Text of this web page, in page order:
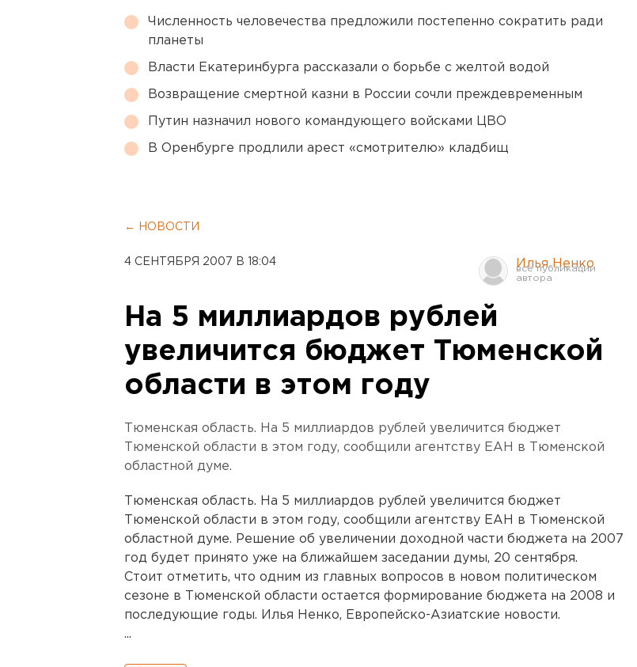
Численность человечества предложили постепенно сократить ради
планеты
Власти Екатеринбурга рассказали о борьбе с желтой водой
Возвращение смертной казни в России сочли преждевременным
Путин назначил нового командующего войсками ЦВО
В Оренбурге продлили арест «смотрителю» кладбищ
← НОВОСТИ
4 СЕНТЯБРЯ 2007 В 18:04 Илья Ненко
На 5 миллиардов рублей
увеличится бюджет Тюменской
области в этом году
Тюменская область. На 5 миллиардов рублей увеличится бюджет
Тюменской области в этом году, сообщили агентству ЕАН в Тюменской
областной думе.
Тюменская область. На 5 миллиардов рублей увеличится бюджет
Тюменской области в этом году, сообщили агентству ЕАН в Тюменской
областной думе. Решение об увеличении доходной части бюджета на 2007
год будет принято уже на ближайшем заседании думы, 20 сентября.
Стоит отметить, что одним из главных вопросов в новом политическом
сезоне в Тюменской области остается формирование бюджета на 2008 и
последующие годы. Илья Ненко, Европейско-Азиатские новости.
...